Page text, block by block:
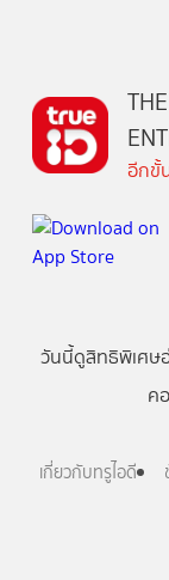
อีกขั้
วันนี้ดูสิทธิพิเศษ
ค
เกี่ยวกับทรูไอดี